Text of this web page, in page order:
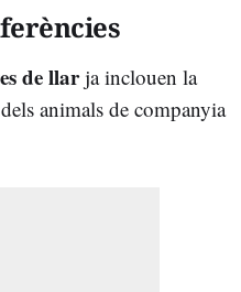
de llarja inclouen la
animals de companyia